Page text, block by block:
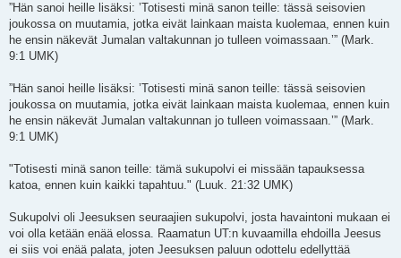
”Hän sanoi heille lisäksi: ’Totisesti minä sanon teille: tässä seisovien
joukossa on muutamia, jotka eivät lainkaan maista kuolemaa, ennen kuin
he ensin näkevät Jumalan valtakunnan jo tulleen voimassaan.’” (Mark.
9:1 UMK)
”Hän sanoi heille lisäksi: ’Totisesti minä sanon teille: tässä seisovien
joukossa on muutamia, jotka eivät lainkaan maista kuolemaa, ennen kuin
he ensin näkevät Jumalan valtakunnan jo tulleen voimassaan.’” (Mark.
9:1 UMK)
"Totisesti minä sanon teille: tämä sukupolvi ei missään tapauksessa
katoa, ennen kuin kaikki tapahtuu." (Luuk. 21:32 UMK)
Sukupolvi oli Jeesuksen seuraajien sukupolvi, josta havaintoni mukaan ei
voi olla ketään enää elossa. Raamatun UT:n kuvaamilla ehdoilla Jeesus
ei siis voi enää palata, joten Jeesuksen paluun odottelu edellyttää